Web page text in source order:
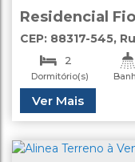
Residencial
dormitórios à
CEP: 88317-545,
Brasil
2
Dormitório(s)
Total:
63 .82m²
Ver Mais